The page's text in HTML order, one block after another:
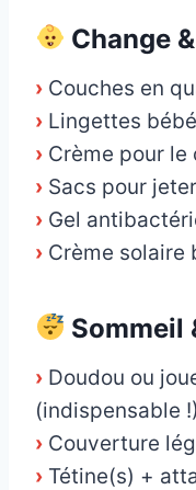
Change
› Couches en
› Lingettes
› Crème pour le
› Sacs pour
› Gel
› Crème solaire
Sommeil
› Doudou ou
(indispensable !)
› Couverture
› Tétine(s) +